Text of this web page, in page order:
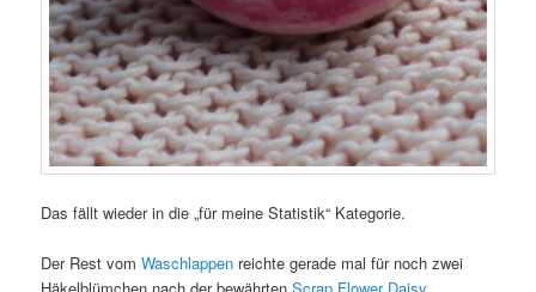
Das fällt wieder in die „für meine Statistik“ Kategorie.
Der Rest vomWaschlappen reichte gerade mal für noch zwei